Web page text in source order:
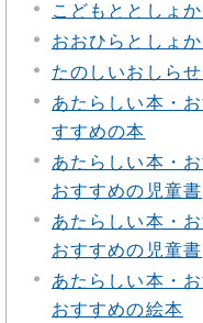
こどもととしょ
おおひらとしょ
たのしいおしら
あたらしい本・
すすめの本
あたらしい本・
おすすめの児童書
あたらしい本・
おすすめの児童書
あたらしい本・
おすすめの絵本